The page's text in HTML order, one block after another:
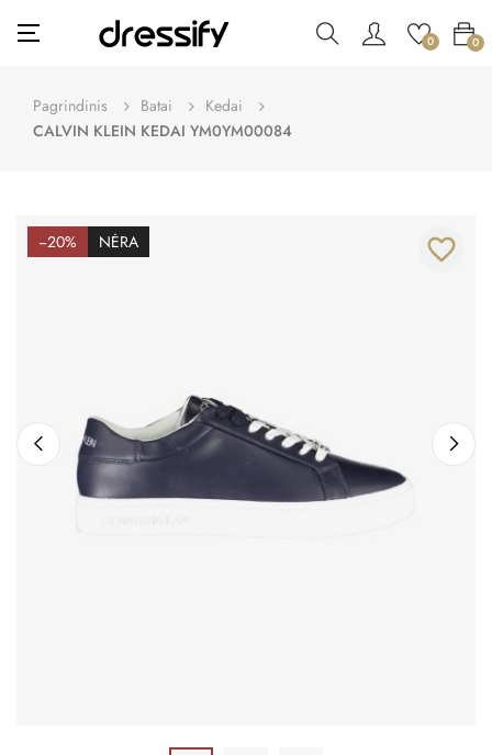
Toggle
navigation
☰ 0 0
Pagrindinis Batai
Kedai
CALVIN KLEIN KEDAI YM0YM00084
−20% NĖRA favorite_border